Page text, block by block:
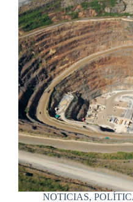
NOTICIAS,